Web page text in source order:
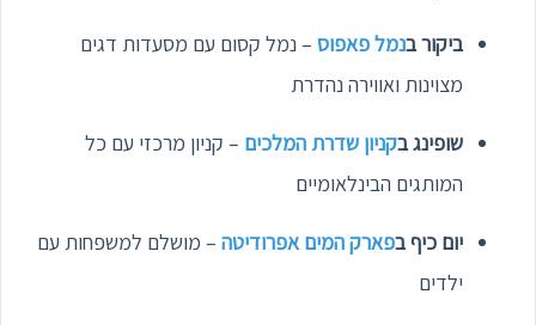
ביקור בנמל פאפוס – נמל קסום עם מסעדות דגים
מצוינות ואווירה נהדרת
שופינג בקניון שדרת המלכים – קניון מרכזי עם כל
המותגים הבינלאומיים
יום כיף בפארק המים אפרודיטה – מושלם למשפחות עם
ילדים